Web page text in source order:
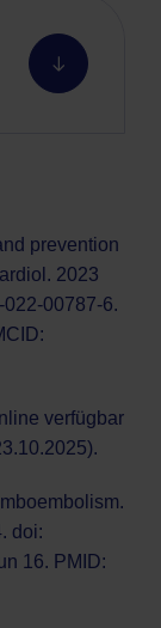
prevention
2023
00787-6.
verfügbar
doi:
16. PMID: